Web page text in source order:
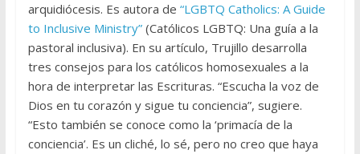
arquidiócesis. Es autora de “LGBTQ Catholics: A Guide
to Inclusive Ministry”(Católicos LGBTQ: Una guía a la
pastoral inclusiva). En su artículo, Trujillo desarrolla
tres consejos para los católicos homosexuales a la
hora de interpretar las Escrituras. “Escucha la voz de
Dios en tu corazón y sigue tu conciencia”, sugiere.
“Esto también se conoce como la ‘primacía de la
conciencia’. Es un cliché, lo sé, pero no creo que haya